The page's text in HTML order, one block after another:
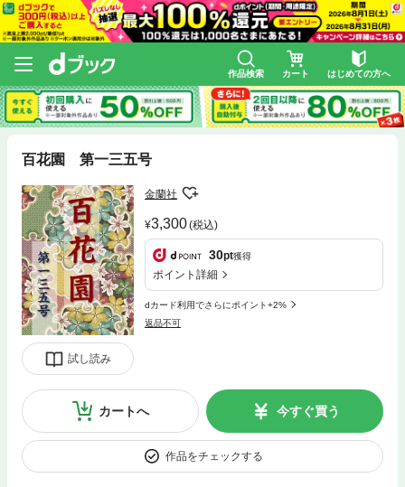
作品検索 カート はじめての方へ
百花園 第一三五号
試し読み
金蘭社
3,300(税込)
30pt獲得
ポイント詳細
dカード利用でさらにポイント+2%
返品不可
カートへ 今すぐ買う
作品をチェックする